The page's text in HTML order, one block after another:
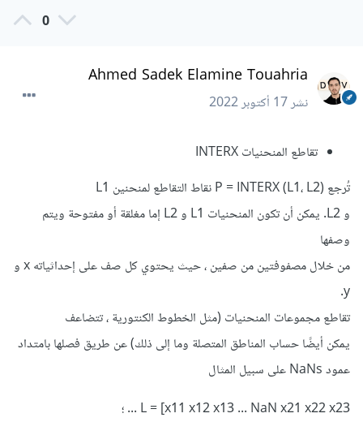
0
Ahmed Sadek Elamine Touahria
نشر17 أكتوبر 2022
تقاطع المنحنيات INTERX
تُرجع P = INTERX (L1، L2) نقاط التقاطع لمنحنين L1
و L2. يمكن أن تكون المنحنيات L1 و L2 إما مغلقة أو مفتوحة ويتم
وصفها
من خلال مصفوفتين من صفين ، حيث يحتوي كل صف على إحداثياته x و
y.
تقاطع مجموعات المنحنيات (مثل الخطوط الكنتورية ، تتضاعف
يمكن أيضًا حساب المناطق المتصلة وما إلى ذلك) عن طريق فصلها بامتداد
عمود NaNs على سبيل المثال
L = [x11 x12 x13 ... NaN x21 x22 x23 ... ؛